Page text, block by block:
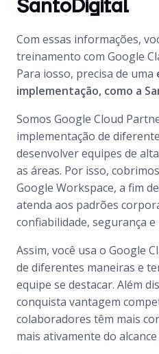
SantoDigital
Com essas informações,
treinamento com Google
Para iosso, precisa de uma
implementação, como a
Somos Google Cloud
implementação de
desenvolver equipes de
as áreas. Por isso,
Google Workspace, a fim
atenda aos padrões
confiabilidade, segurança
Assim, você usa o Google
de diferentes maneiras e
equipe se destacar. Além
conquista vantagem
colaboradores têm mais
mais ativamente do